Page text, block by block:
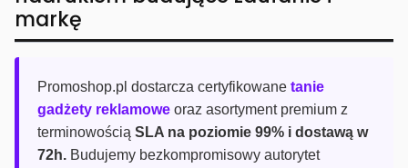
markę
Promoshop.pl dostarcza certyfikowane tanie
gadżety reklamowe oraz asortyment premium z
terminowością SLA na poziomie 99% i dostawą w
72h. Budujemy bezkompromisowy autorytet